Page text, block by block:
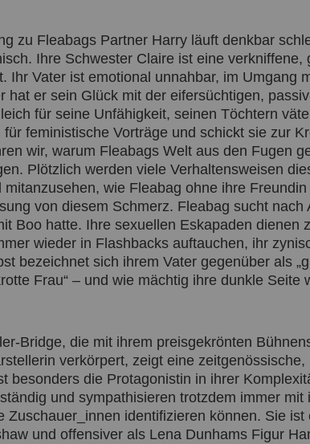
zu Fleabags Partner Harry läuft denkbar
Ihre Schwester Claire ist eine
Ihr Vater ist emotional unnahbar, im Umgang
hat er sein Glück mit der eifersüchtigen,
für seine Unfähigkeit, seinen Töchtern
feministische Vorträge und schickt sie zur
wir, warum Fleabags Welt aus den Fugen
Plötzlich werden viele Verhaltensweisen
wie Fleabag ohne ihre
von diesem Schmerz. Fleabag sucht nach
Boo hatte. Ihre sexuellen Eskapaden dienen
wieder in Flashbacks auftauchen, ihr
bezeichnet sich ihrem Vater gegenüber als
Frau“ – und wie mächtig ihre dunkle Seite
Bridge, die mit ihrem preisgekrönten
verkörpert, zeigt eine
besonders die Protagonistin in ihrer
und sympathisieren trotzdem immer
Zuschauer_innen identifizieren können. Sie
und offensiver als Lena Dunhams Figur